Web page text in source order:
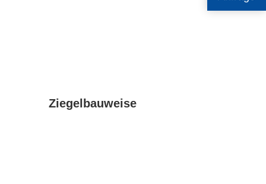
Ziegelbauweise